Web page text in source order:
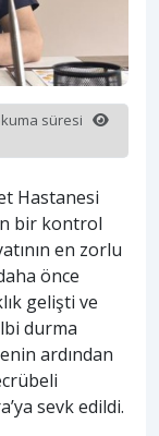
süresi
Hastanesi
bir kontrol
en zorlu
önce
gelişti ve
durma
ardından
sevk edildi.